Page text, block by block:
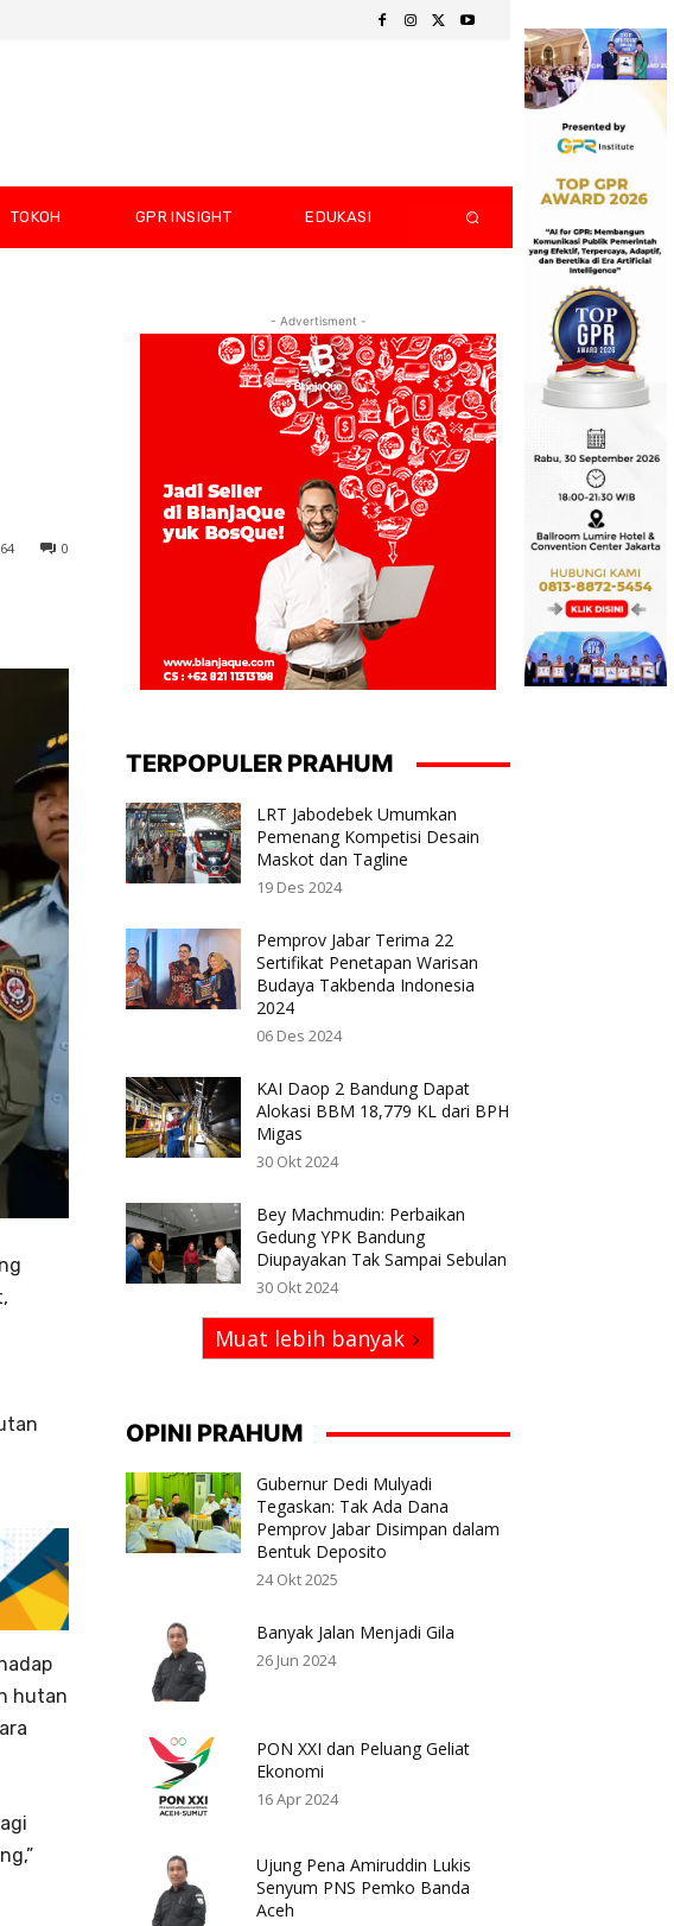
TOKOH GPR INSIGHT EDUKASI
0
hutan
- Advertisment -
TERPOPULER PRAHUM
LRT Jabodebek Umumkan
Pemenang Kompetisi Desain
Maskot dan Tagline
19 Des 2024
Pemprov Jabar Terima 22
Sertifikat Penetapan Warisan
Budaya Takbenda Indonesia
2024
06 Des 2024
KAI Daop 2 Bandung Dapat
Alokasi BBM 18,779 KL dari BPH
Migas
30 Okt 2024
Bey Machmudin: Perbaikan
Gedung YPK Bandung
Diupayakan Tak Sampai Sebulan
30 Okt 2024
Muat lebih banyak
OPINI PRAHUM
Gubernur Dedi Mulyadi
Tegaskan: Tak Ada Dana
Pemprov Jabar Disimpan dalam
Bentuk Deposito
24 Okt 2025
Banyak Jalan Menjadi Gila
26 Jun 2024
PON XXI dan Peluang Geliat
Ekonomi
16 Apr 2024
Ujung Pena Amiruddin Lukis
Senyum PNS Pemko Banda
Aceh